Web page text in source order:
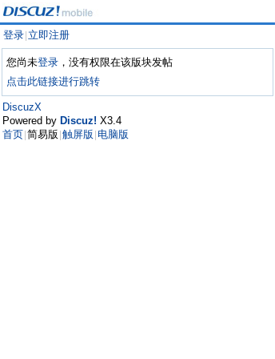
登录 立即注册
您尚未登录 ，没有权限在该版块发帖
点击此链接进行跳转
DiscuzX
Powered by Discuz! X3.4
首页 简易版 触屏版 电脑版